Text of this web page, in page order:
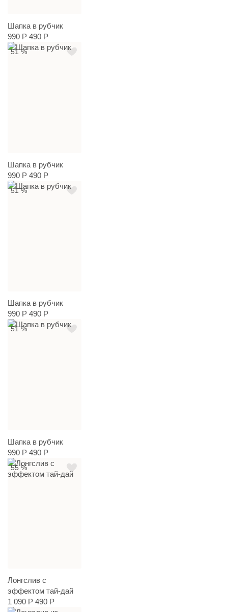
Шапка в рубчик
990 Р 490 Р
51 %
Шапка в рубчик
990 Р 490 Р
51 %
Шапка в рубчик
990 Р 490 Р
51 %
Шапка в рубчик
990 Р 490 Р
55 %
Лонгслив с
эффектом тай-дай
1 090 Р 490 Р